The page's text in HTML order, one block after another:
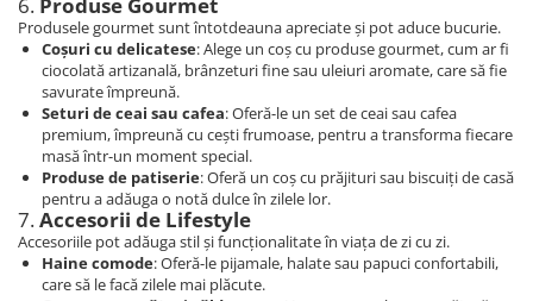
6. Produse Gourmet
Produsele gourmet sunt întotdeauna apreciate și pot aduce bucurie.
Coșuri cu delicatese: Alege un coș cu produse gourmet, cum ar fi
ciocolată artizanală, brânzeturi fine sau uleiuri aromate, care să fie
savurate împreună.
Seturi de ceai sau cafea: Oferă-le un set de ceai sau cafea
premium, împreună cu cești frumoase, pentru a transforma fiecare
masă într-un moment special.
Produse de patiserie: Oferă un coș cu prăjituri sau biscuiți de casă
pentru a adăuga o notă dulce în zilele lor.
7.Accesorii de Lifestyle
Accesoriile pot adăuga stil și funcționalitate în viața de zi cu zi.
Haine comode: Oferă-le pijamale, halate sau papuci confortabili,
care să le facă zilele mai plăcute.